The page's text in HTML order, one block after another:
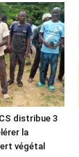
distribue 3
la
végétal